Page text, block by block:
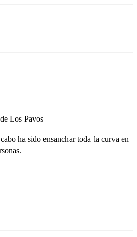
Los Pavos
ha sido ensanchar toda la curva en